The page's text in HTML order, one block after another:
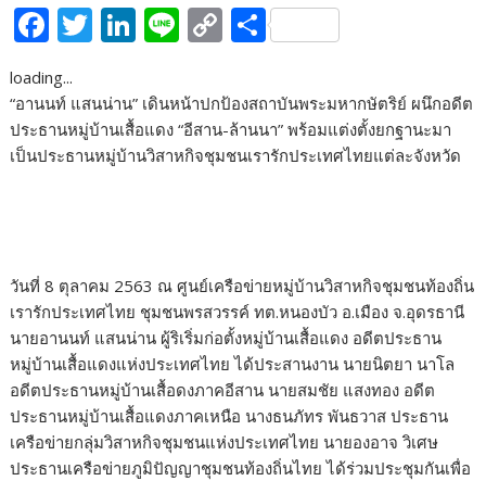
F
e
b
o
T
itt
er
Li
k
e
dI
Li
e
C
p
y
Li
S
ar
e
loading...
“อานนท์ แสนน่าน” เดินหน้าปกป้องสถาบันพระมหากษัตริย์ ผนึกอดีต
ประธานหมู่บ้านเสื้อแดง “อีสาน-ล้านนา” พร้อมแต่งตั้งยกฐานะมา
เป็นประธานหมู่บ้านวิสาหกิจชุมชนเรารักประเทศไทยแต่ละจังหวัด
วันที่ 8 ตุลาคม 2563 ณ ศูนย์เครือข่ายหมู่บ้านวิสาหกิจชุมชนท้องถิ่น
เรารักประเทศไทย ชุมชนพรสวรรค์ ทต.หนองบัว อ.เมือง จ.อุดรธานี
นายอานนท์ แสนน่าน ผู้ริเริ่มก่อตั้งหมู่บ้านเสื้อแดง อดีตประธาน
หมู่บ้านเสื้อแดงแห่งประเทศไทย ได้ประสานงาน นายนิตยา นาโล
อดีตประธานหมู่บ้านเสื้อดงภาคอีสาน นายสมชัย แสงทอง อดีต
ประธานหมู่บ้านเสื้อแดงภาคเหนือ นางธนภัทร พันธวาส ประธาน
เครือข่ายกลุ่มวิสาหกิจชุมชนแห่งประเทศไทย นายองอาจ วิเศษ
ประธานเครือข่ายภูมิปัญญาชุมชนท้องถิ่นไทย ได้ร่วมประชุมกันเพื่อ